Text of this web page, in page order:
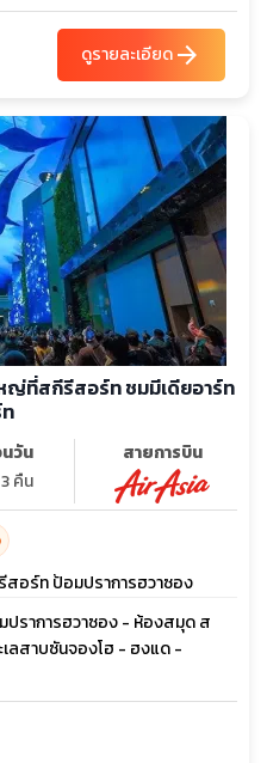
ดูรายละเอียดarrow_forward
หญ่ที่สกีรีสอร์ท ชมมีเดียอาร์ท
วัน
คืน
สายการบิน
สอร์ท ป้อมปราการฮวาซอง
ปราการฮวาซอง - ห้องสมุด ส
ลสาบซันจองโฮ - ฮงแด -